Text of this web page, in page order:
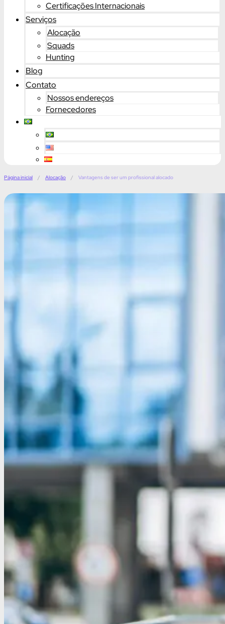
Certificações Internacionais
Serviços
Alocação
Squads
Hunting
Blog
Contato
Nossos endereços
Fornecedores
Página inicial / Alocação / Vantagens de ser um profissional alocado